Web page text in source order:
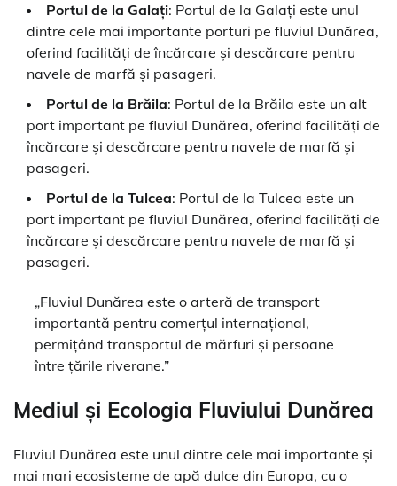
Portul de la Galați: Portul de la Galați este unul
dintre cele mai importante porturi pe fluviul Dunărea,
oferind facilități de încărcare și descărcare pentru
navele de marfă și pasageri.
Portul de la Brăila: Portul de la Brăila este un alt
port important pe fluviul Dunărea, oferind facilități de
încărcare și descărcare pentru navele de marfă și
pasageri.
Portul de la Tulcea: Portul de la Tulcea este un
port important pe fluviul Dunărea, oferind facilități de
încărcare și descărcare pentru navele de marfă și
pasageri.
„Fluviul Dunărea este o arteră de transport
importantă pentru comerțul internațional,
permițând transportul de mărfuri și persoane
între țările riverane.”
Mediul și Ecologia Fluviului Dunărea
Fluviul Dunărea este unul dintre cele mai importante și
mai mari ecosisteme de apă dulce din Europa, cu o